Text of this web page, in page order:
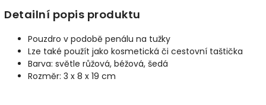
Detailní popis produktu
Pouzdro v podobě penálu na tužky
Lze také použít jako kosmetická či cestovní taštička
Barva: světle růžová, béžová, šedá
Rozměr: 3 x 8 x 19 cm